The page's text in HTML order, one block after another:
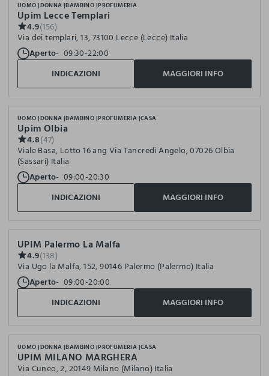
UOMO DONNA BAMBINO PROFUMERIA
Upim Lecce Templari
4.9(156)
Via dei templari, 13, 73100 Lecce (Lecce) Italia
Aperto 09:30-22:00
INDICAZIONI
MAGGIORI INFO
UOMO DONNA BAMBINO PROFUMERIA CASA
Upim Olbia
4.8(47)
Viale Basa, Lotto 16 ang Via Tancredi Angelo, 07026 Olbia
(Sassari) Italia
Aperto 09:00-20:30
INDICAZIONI
MAGGIORI INFO
UPIM Palermo La Malfa
4.9(138)
Via Ugo la Malfa, 152, 90146 Palermo (Palermo) Italia
Aperto 09:00-20:00
INDICAZIONI
MAGGIORI INFO
UOMO DONNA BAMBINO PROFUMERIA CASA
UPIM MILANO MARGHERA
Via Cuneo, 2, 20149 Milano (Milano) Italia